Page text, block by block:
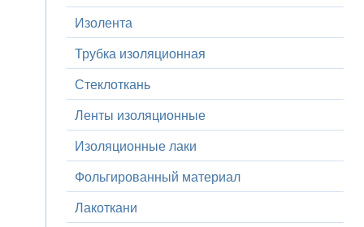
Изолента
Трубка изоляционная
Стеклоткань
Ленты изоляционные
Изоляционные лаки
Фольгированный материал
Лакоткани